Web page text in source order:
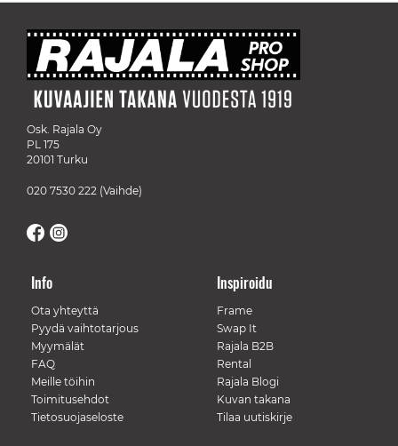
Osk. Rajala Oy
PL 175
20101 Turku
020 7530 222 (Vaihde)
Info
Ota yhteyttä
Pyydä vaihtotarjous
Myymälät
FAQ
Meille töihin
Toimitusehdot
Tietosuojaseloste
Inspiroidu
Frame
Swap It
Rajala B2B
Rental
Rajala Blogi
Kuvan takana
Tilaa uutiskirje